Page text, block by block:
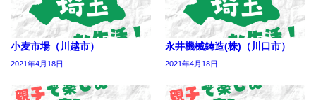
小麦市場（川越市）
2021年4月18日
永井機械鋳造(株)（川口市）
2021年4月18日